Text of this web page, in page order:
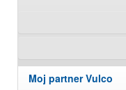
Moj partner Vulco